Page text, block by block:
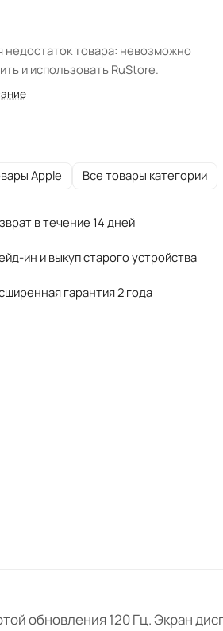
недостаток товара: невозможно
и использовать RuStore.
Apple Все товары категории
в течение 14 дней
ин и выкуп старого устройства
гарантия 2 года
обновления 120 Гц. Экран